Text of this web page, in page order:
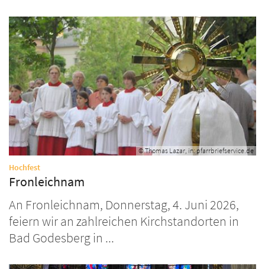
© Thomas Lazar, in: pfarrbriefservice.de
Hochfest:
Fronleichnam
An Fronleichnam, Donnerstag, 4. Juni 2026,
feiern wir an zahlreichen Kirchstandorten in
Bad Godesberg in ...